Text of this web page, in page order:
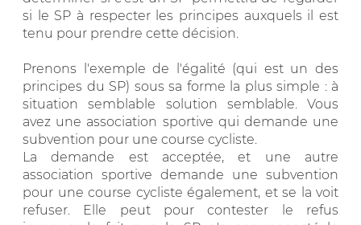
si le SP à respecter les principes auxquels il est
tenu pour prendre cette décision.
Prenons l'exemple de l'égalité (qui est un des
principes du SP) sous sa forme la plus simple : à
situation semblable solution semblable. Vous
avez une association sportive qui demande une
subvention pour une course cycliste.
La demande est acceptée, et une autre
association sportive demande une subvention
pour une course cycliste également, et se la voit
refuser. Elle peut pour contester le refus